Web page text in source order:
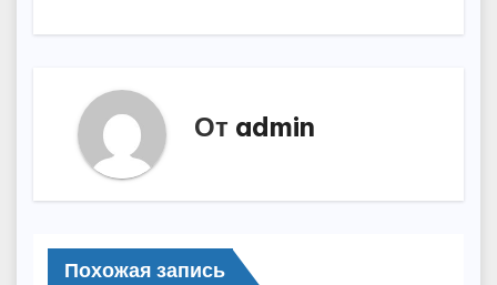
От admin
Похожая запись